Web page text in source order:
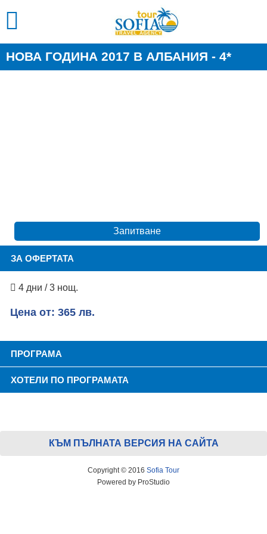
НОВА ГОДИНА 2017 В АЛБАНИЯ - 4*
Запитване
ЗА ОФЕРТАТА
4 дни / 3 нощ.
Цена от: 365 лв.
ПРОГРАМА
ХОТЕЛИ ПО ПРОГРАМАТА
КЪМ ПЪЛНАТА ВЕРСИЯ НА САЙТА
Copyright © 2016 Sofia Tour
Powered by ProStudio